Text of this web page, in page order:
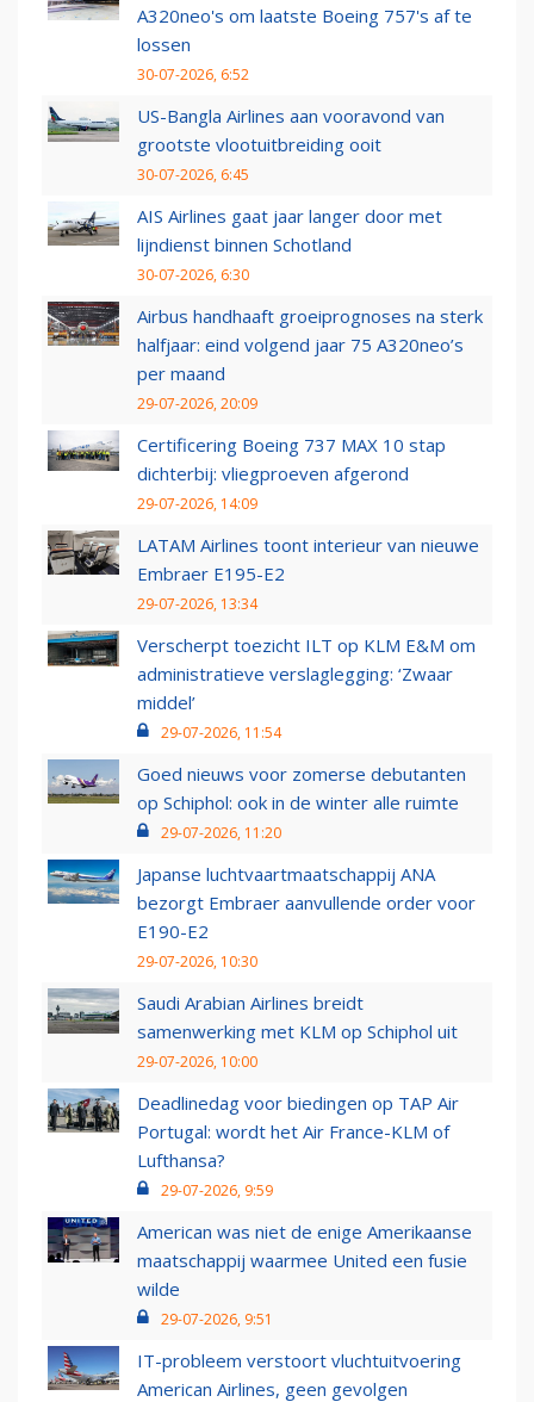
A320neo's om laatste Boeing 757's af te
lossen
30-07-2026, 6:52
US-Bangla Airlines aan vooravond van
grootste vlootuitbreiding ooit
30-07-2026, 6:45
AIS Airlines gaat jaar langer door met
lijndienst binnen Schotland
30-07-2026, 6:30
Airbus handhaaft groeiprognoses na sterk
halfjaar: eind volgend jaar 75 A320neo’s
per maand
29-07-2026, 20:09
Certificering Boeing 737 MAX 10 stap
dichterbij: vliegproeven afgerond
29-07-2026, 14:09
LATAM Airlines toont interieur van nieuwe
Embraer E195-E2
29-07-2026, 13:34
Verscherpt toezicht ILT op KLM E&M om
administratieve verslaglegging: ‘Zwaar
middel’
29-07-2026, 11:54
Goed nieuws voor zomerse debutanten
op Schiphol: ook in de winter alle ruimte
29-07-2026, 11:20
Japanse luchtvaartmaatschappij ANA
bezorgt Embraer aanvullende order voor
E190-E2
29-07-2026, 10:30
Saudi Arabian Airlines breidt
samenwerking met KLM op Schiphol uit
29-07-2026, 10:00
Deadlinedag voor biedingen op TAP Air
Portugal: wordt het Air France-KLM of
Lufthansa?
29-07-2026, 9:59
American was niet de enige Amerikaanse
maatschappij waarmee United een fusie
wilde
29-07-2026, 9:51
IT-probleem verstoort vluchtuitvoering
American Airlines, geen gevolgen